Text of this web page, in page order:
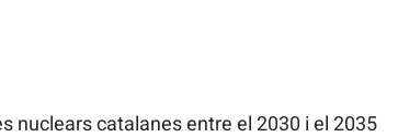
nuclears catalanes entre el 2030 i el 2035